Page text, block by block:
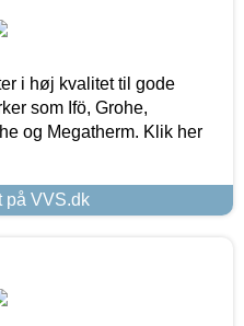
i høj kvalitet til gode
som Ifö, Grohe,
og Megatherm. Klik her
på VVS.dk